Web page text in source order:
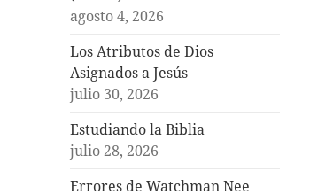
agosto 4, 2026
Los Atributos de Dios
Asignados a Jesús
julio 30, 2026
Estudiando la Biblia
julio 28, 2026
Errores de Watchman Nee